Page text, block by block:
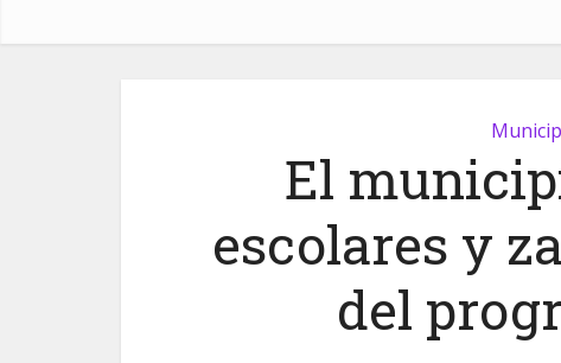
El
escolares y
del